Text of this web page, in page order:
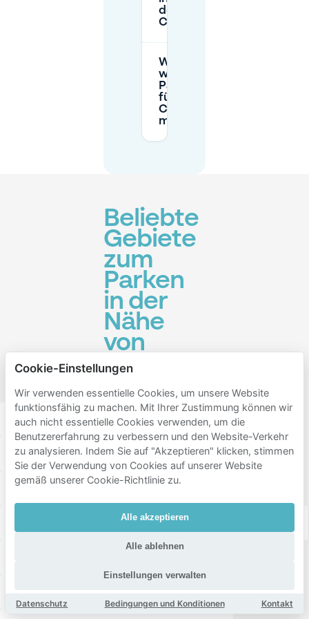
des News
Cafe parken?
Was mache ich,
wenn ich meine
Parkreservierung
für das News
Cafe stornieren
muss?
Beliebte
Gebiete
zum
Parken
in der
Nähe
von
News
Cafe
Binnenstad Oosterparkwijk Korrewegwijk
Gorechtbuurt Zeeheldenbuurt Rivierenbuurt
Damsterbuurt
Kostverloren
Cookie-Einstellungen
Wir verwenden essentielle Cookies, um unsere Website
funktionsfähig zu machen. Mit Ihrer Zustimmung können wir
auch nicht essentielle Cookies verwenden, um die
Benutzererfahrung zu verbessern und den Website-Verkehr
zu analysieren. Indem Sie auf "Akzeptieren" klicken, stimmen
Sie der Verwendung von Cookies auf unserer Website
gemäß unserer Cookie-Richtlinie zu.
Alle akzeptieren
Alle ablehnen
Einstellungen verwalten
Datenschutz Bedingungen und Konditionen Kontakt